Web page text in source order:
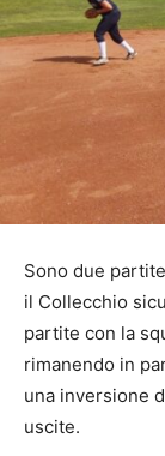
Sono due
il Collecchio
partite con la
rimanendo in
una inversione
uscite.